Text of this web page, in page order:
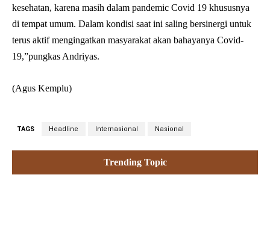
kesehatan, karena masih dalam pandemic Covid 19 khususnya
di tempat umum. Dalam kondisi saat ini saling bersinergi untuk
terus aktif mengingatkan masyarakat akan bahayanya Covid-
19,”pungkas Andriyas.
(Agus Kemplu)
TAGS Headline Internasional Nasional
Trending Topic